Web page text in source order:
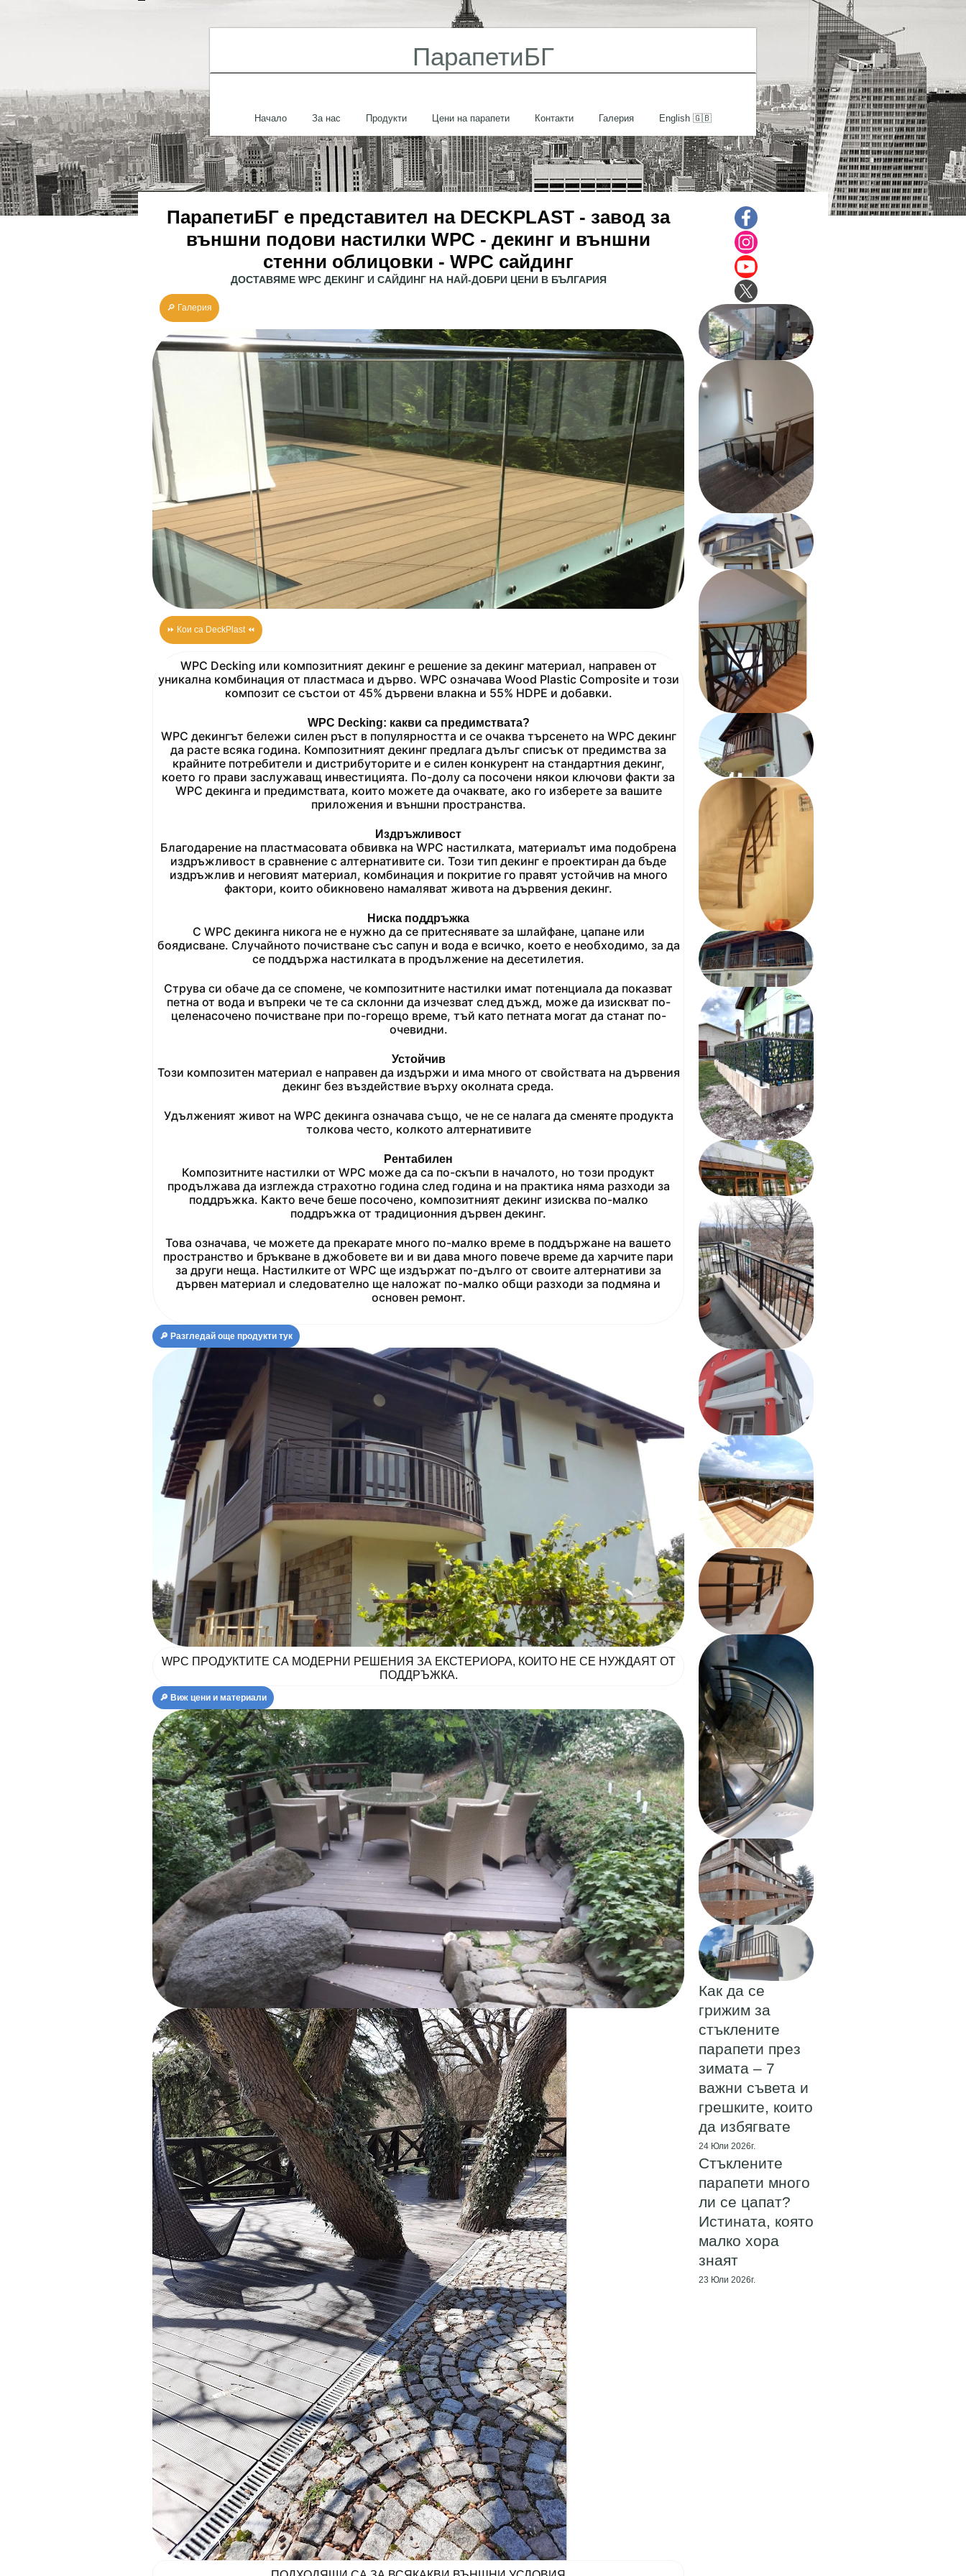
ПарапетиБГ
Начало За нас Продукти Цени на парапети Контакти Галерия English 🇬🇧
ПарапетиБГ е представител на DECKPLAST - завод за
външни подови настилки WPC - декинг и външни
стенни облицовки - WPC сайдинг
ДОСТАВЯМЕ WPC ДЕКИНГ И САЙДИНГ НА НАЙ-ДОБРИ ЦЕНИ В БЪЛГАРИЯ
🔎 Галерия
⏩ Кои са DeckPlast ⏪
WPC Decking или композитният декинг е решение за декинг материал, направен от
уникална комбинация от пластмаса и дърво. WPC означава Wood Plastic Composite и този
композит се състои от 45% дървени влакна и 55% HDPE и добавки.
WPC Decking: какви са предимствата?
WPC декингът бележи силен ръст в популярността и се очаква търсенето на WPC декинг
да расте всяка година. Композитният декинг предлага дълъг списък от предимства за
крайните потребители и дистрибуторите и е силен конкурент на стандартния декинг,
което го прави заслужаващ инвестицията. По-долу са посочени някои ключови факти за
WPC декинга и предимствата, които можете да очаквате, ако го изберете за вашите
приложения и външни пространства.
Издръжливост
Благодарение на пластмасовата обвивка на WPC настилката, материалът има подобрена
издръжливост в сравнение с алтернативите си. Този тип декинг е проектиран да бъде
издръжлив и неговият материал, комбинация и покритие го правят устойчив на много
фактори, които обикновено намаляват живота на дървения декинг.
Ниска поддръжка
С WPC декинга никога не е нужно да се притеснявате за шлайфане, цапане или
боядисване. Случайното почистване със сапун и вода е всичко, което е необходимо, за да
се поддържа настилката в продължение на десетилетия.
Струва си обаче да се спомене, че композитните настилки имат потенциала да показват
петна от вода и въпреки че те са склонни да изчезват след дъжд, може да изискват по-
целенасочено почистване при по-горещо време, тъй като петната могат да станат по-
очевидни.
Устойчив
Този композитен материал е направен да издържи и има много от свойствата на дървения
декинг без въздействие върху околната среда.
Удълженият живот на WPC декинга означава също, че не се налага да сменяте продукта
толкова често, колкото алтернативите
Рентабилен
Композитните настилки от WPC може да са по-скъпи в началото, но този продукт
продължава да изглежда страхотно година след година и на практика няма разходи за
поддръжка. Както вече беше посочено, композитният декинг изисква по-малко
поддръжка от традиционния дървен декинг.
Това означава, че можете да прекарате много по-малко време в поддържане на вашето
пространство и бръкване в джобовете ви и ви дава много повече време да харчите пари
за други неща. Настилките от WPC ще издържат по-дълго от своите алтернативи за
дървен материал и следователно ще наложат по-малко общи разходи за подмяна и
основен ремонт.
🔎 Разгледай още продукти тук
WPC ПРОДУКТИТЕ СА МОДЕРНИ РЕШЕНИЯ ЗА ЕКСТЕРИОРА, КОИТО НЕ СЕ НУЖДАЯТ ОТ
ПОДДРЪЖКА.
🔎 Виж цени и материали
Как да се
грижим за
стъклените
парапети през
зимата – 7
важни съвета и
грешките, които
да избягвате
24 Юли 2026г.
Стъклените
парапети много
ли се цапат?
Истината, която
малко хора
знаят
23 Юли 2026г.